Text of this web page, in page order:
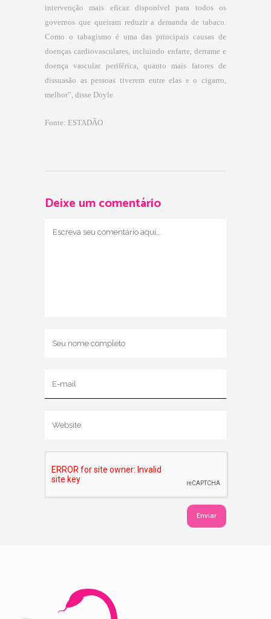
intervenção mais eficaz disponível para todos os
governos que queiram reduzir a demanda de tabaco.
Como o tabagismo é uma das principais causas de
doenças cardiovasculares, incluindo enfarte, derrame e
doença vascular periférica, quanto mais fatores de
dissuasão as pessoas tiverem entre elas e o cigarro,
melhor”, disse Doyle.
Fonte: ESTADÃO
Deixe um comentário